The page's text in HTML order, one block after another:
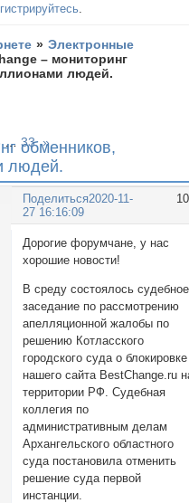
» Электронные
– мониторинг
людей.
обменников,
людей.
… 33 »
Поделиться2020-11-
27 16:16:09
Дорогие форумчане, у нас
хорошие новости!
В среду состоялось судебное
заседание по рассмотрению
апелляционной жалобы по
решению Котласского
городского суда о блокировке
нашего сайта BestChange.ru
территории РФ. Судебная
коллегия по
административным делам
Архангельского областного
суда постановила отменить
решение суда первой
инстанции.